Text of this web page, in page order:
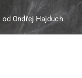
odOndřej Hajduch